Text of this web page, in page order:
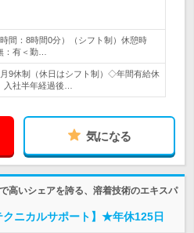
間：8時間0分）（シフト制）休憩時
：有＜勤…
9休制（休日はシフト制）◇年間有給休
入社半年経過後…
気になる
高いシェアを誇る、溶着技術のエキスパ
クニカルサポート】★年休125日